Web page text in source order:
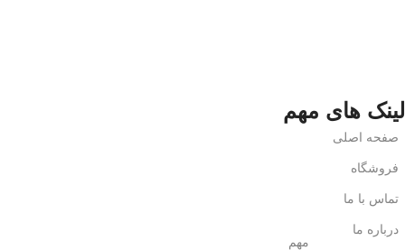
لینک های مهم
صفحه اصلی
فروشگاه
تماس با ما
درباره ما
مهم